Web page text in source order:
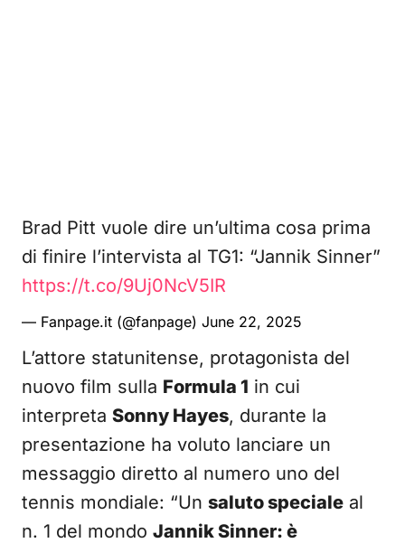
Brad Pitt vuole dire un’ultima cosa prima
di finire l’intervista al TG1: “Jannik Sinner”
https://t.co/9Uj0NcV5IR
— Fanpage.it (@fanpage) June 22, 2025
L’attore statunitense, protagonista del
nuovo film sulla Formula 1 in cui
interpreta Sonny Hayes, durante la
presentazione ha voluto lanciare un
messaggio diretto al numero uno del
tennis mondiale: “Un saluto speciale al
n. 1 del mondo Jannik Sinner: è